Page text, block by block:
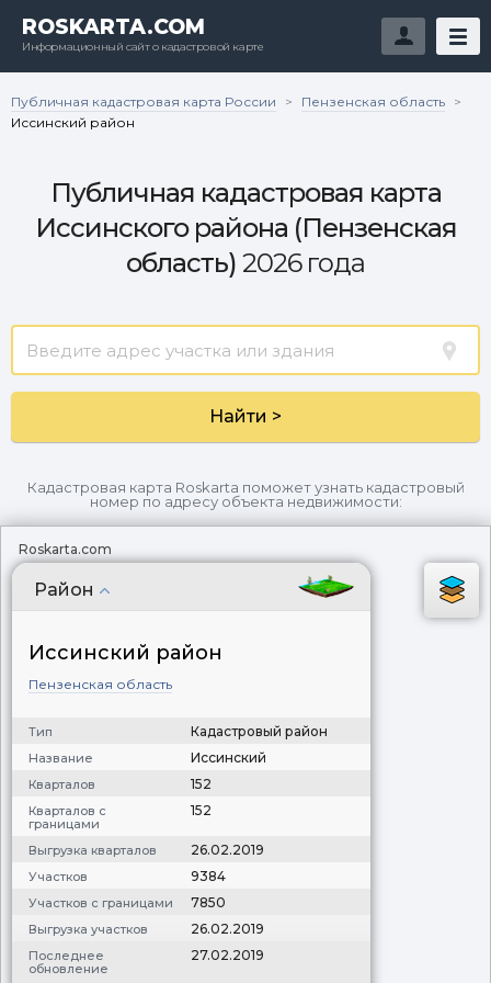
ROSKARTA.COM
Информационный сайт о кадастровой карте
Публичная кадастровая карта России > Пензенская область >
Иссинский район
Публичная кадастровая карта
Иссинского района (Пензенская
область) 2026 года
Найти >
Кадастровая карта Roskarta поможет узнать кадастровый
номер по адресу объекта недвижимости:
Roskarta.com
Район
Иссинский район
Пензенская область
Тип Кадастровый район
Название Иссинский
Кварталов 152
Кварталов с
границами
152
Выгрузка кварталов 26.02.2019
Участков 9384
Участков с границами 7850
Выгрузка участков 26.02.2019
Последнее
обновление
27.02.2019